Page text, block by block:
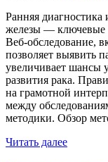
Ранняя
железы — ключевые
Веб-обследование,
позволяет выявить
увеличивает шансы
развития рака.
на грамотной
между
методики. Обзор
Читать далее